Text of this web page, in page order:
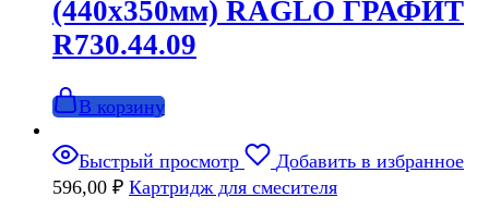
(440х350мм) RAGLO ГРАФИТ
R730.44.09
В корзину
Быстрый просмотр
Добавить в избранное
596,00 ₽ Картридж для смесителя